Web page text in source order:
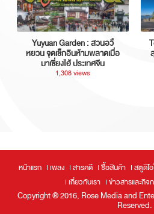
Yuyuan Garden : สวนอวี้
หยวน จุดเช็กอินห้ามพลาดเมื่อ
มาเซี่ยงไฮ้ ประเทศจีน
1,308 views
หน้าแรก เพลง สารคดี ซื้อสินค้า สตูดิโอ
เกี่ยวกับเรา
ข่าวสารและกิจ
Copyright ® 2016, Rose Media and
Reserved.